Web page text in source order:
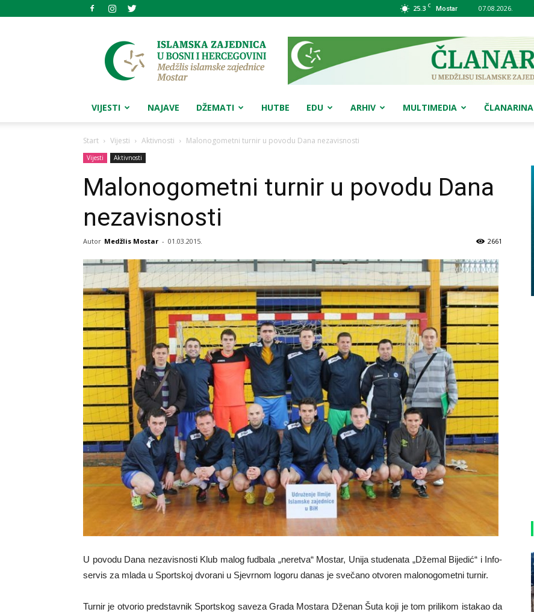
25.3 C Mostar 07.08.2026.
Medžlis
islamske
zajednice
Mostar
VIJESTI NAJAVE DŽEMATI HUTBE EDU ARHIV MULTIMEDIA ČLANARINA
Start Vijesti Aktivnosti Malonogometni turnir u povodu Dana nezavisnosti
Vijesti Aktivnosti
Malonogometni turnir u povodu Dana
nezavisnosti
Autor Medžlis Mostar - 01.03.2015. 2661
U povodu Dana nezavisnosti Klub malog fudbala „neretva“ Mostar, Unija studenata „Džemal Bijedić“ i Info-
servis za mlada u Sportskoj dvorani u Sjevrnom logoru danas je svečano otvoren malonogometni turnir.
Turnir je otvorio predstavnik Sportskog saveza Grada Mostara Dženan Šuta koji je tom prilikom istakao da